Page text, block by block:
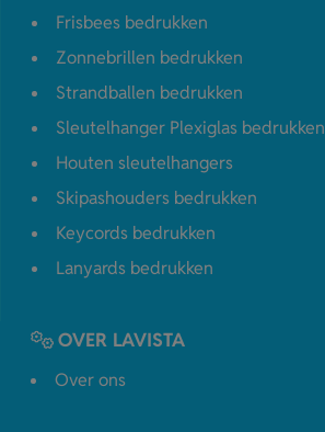
Frisbees bedrukken
Zonnebrillen bedrukken
Strandballen bedrukken
Sleutelhanger Plexiglas bedrukken
Houten sleutelhangers
Skipashouders bedrukken
Keycords bedrukken
Lanyards bedrukken
OVER LAVISTA
Over ons